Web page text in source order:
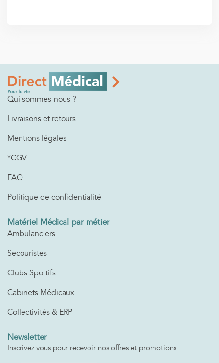
Qui sommes-nous ?
Livraisons et retours
Mentions légales
*CGV
FAQ
Politique de confidentialité
Matériel Médical par métier
Ambulanciers
Secouristes
Clubs Sportifs
Cabinets Médicaux
Collectivités & ERP
Newsletter
Inscrivez vous pour recevoir nos offres et promotions